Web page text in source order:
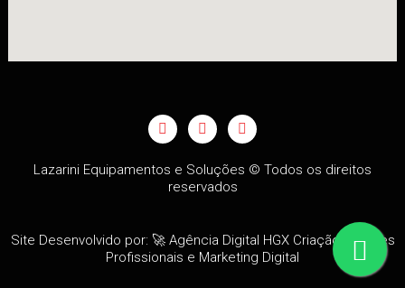
F
a
c
b
o
I
n
s
a
g
Y
o
u
u
Lazarini Equipamentos e Soluções © Todos os direitos
reservados
Site Desenvolvido por: 🚀 Agência Digital HGX Criação de Sites
Profissionais e Marketing Digital